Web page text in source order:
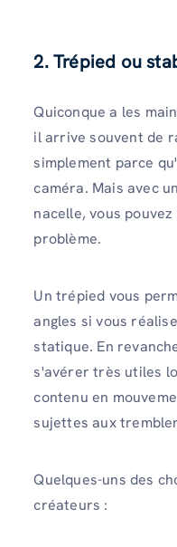
2. Trépied ou
Quiconque a les
il arrive souvent de
simplement parce
caméra. Mais avec
nacelle, vous
problème.
Un trépied vous
angles si vous
statique. En
s'avérer très utiles
contenu en
sujettes aux
Quelques-uns des
créateurs :